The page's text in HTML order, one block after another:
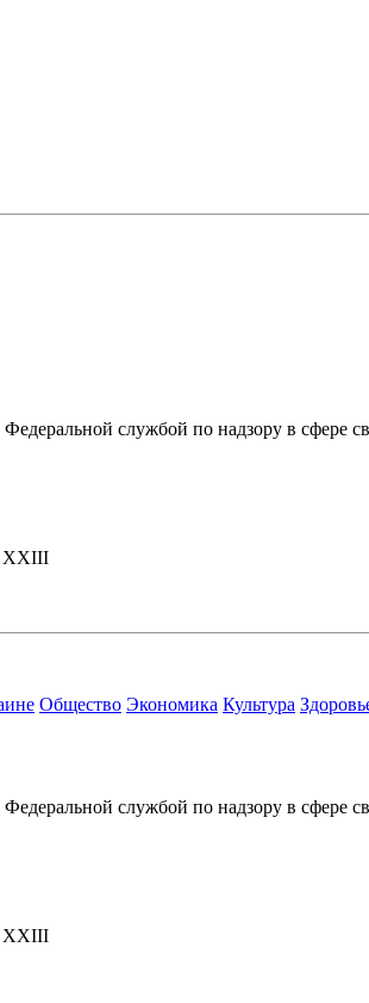
службой по надзору в сфере
XXIII
Общество Экономика Культура
службой по надзору в сфере
XXIII